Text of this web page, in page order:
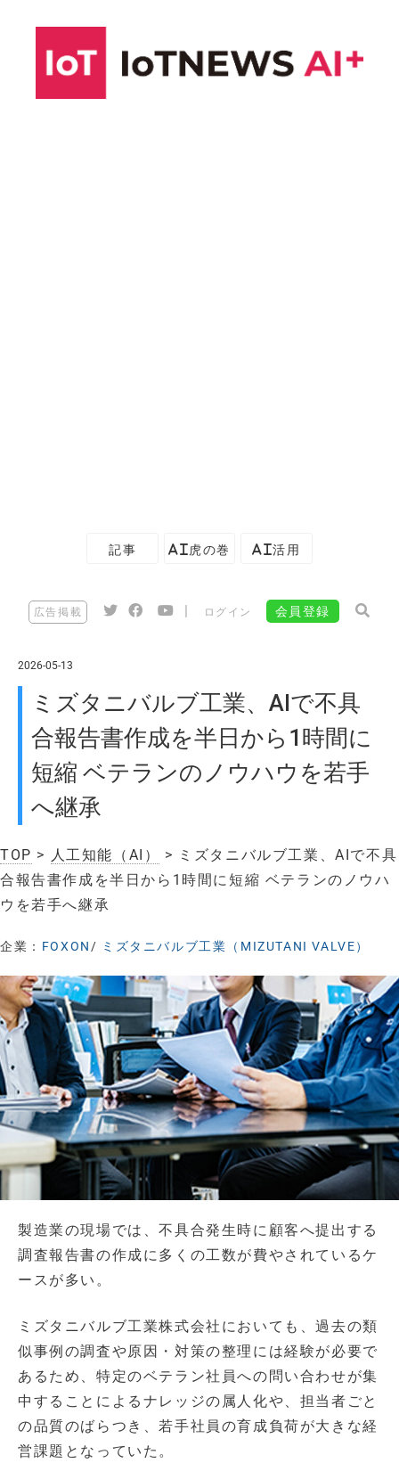
記事 AI虎の巻 AI活用
広告掲載 ログイン 会員登録
2026-05-13
ミズタニバルブ工業、AIで不具
合報告書作成を半日から1時間に
短縮 ベテランのノウハウを若手
へ継承
TOP > 人工知能（AI）
> ミズタニバルブ工業、AIで不具
合報告書作成を半日から1時間に短縮 ベテランのノウハ
ウを若手へ継承
企業： FOXON/ ミズタニバルブ工業（MIZUTANI VALVE）
製造業の現場では、不具合発生時に顧客へ提出する
調査報告書の作成に多くの工数が費やされているケ
ースが多い。
ミズタニバルブ工業株式会社においても、過去の類
似事例の調査や原因・対策の整理には経験が必要で
あるため、特定のベテラン社員への問い合わせが集
中することによるナレッジの属人化や、担当者ごと
の品質のばらつき、若手社員の育成負荷が大きな経
営課題となっていた。